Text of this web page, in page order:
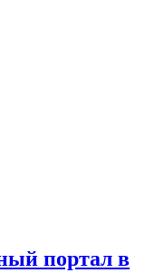
портал в